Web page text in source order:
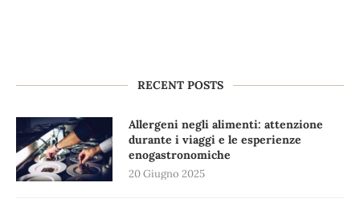
RECENT POSTS
Allergeni negli alimenti: attenzione
durante i viaggi e le esperienze
enogastronomiche
20 Giugno 2025